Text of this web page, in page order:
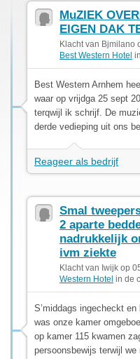
MuZIEK
EIGEN DAK
Klacht van Bjmilano
Best Western Hotel
Best Western Arnhem
waar op vrijdga 25 sept
terqwijl ik schrijf. De
derde vedieping uit ons
Reageer als bedrijf
Smal
2 aparte
nadrukkelijk
ivm ziekte
Klacht van Iwijk op
Western Hotel in de
S’middags ingecheckt
was onze kamer
op kamer 115 kwamen
persoonsbewijs terwijl